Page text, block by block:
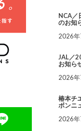
NCA／
のお知
2026
JAL／
お知ら
2026
椿本チ
ボンニ
2026